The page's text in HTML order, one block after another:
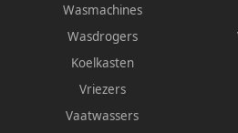
Wasmachines
Wasdrogers
Koelkasten
Vriezers
Vaatwassers